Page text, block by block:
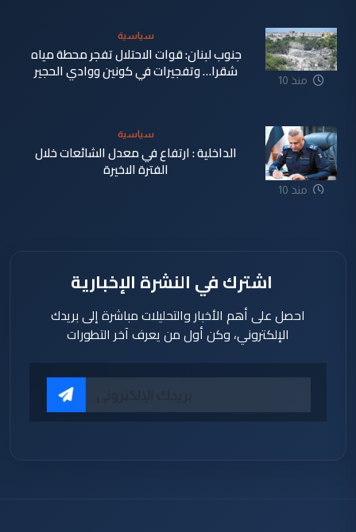
منذ 10
سياسية
جنوب لبنان: قوات الاحتلال تفجر محطة مياه
شقرا… وتفجيرات في كونين ووادي الحجير
منذ 10
سياسية
الداخلية : ارتفاع في معدل الشائعات خلال
الفترة الاخيرة
اشترك في النشرة الإخبارية
احصل على أهم الأخبار والتحليلات مباشرة إلى بريدك
الإلكتروني، وكن أول من يعرف آخر التطورات